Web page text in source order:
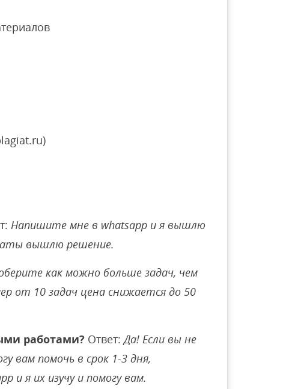
Напишите мне в whatsapp и я вышлю
вышлю решение.
как можно больше задач, чем
от 10 задач цена снижается до 50
работами? Ответ:Да! Если вы не
вам помочь в срок 1-3 дня,
и я их изучу и помогу вам.